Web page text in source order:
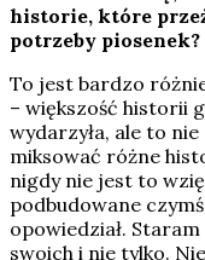
historie, które
potrzeby piosenek?
To jest bardzo
– większość historii
wydarzyła, ale to
miksować różne
nigdy nie jest to
podbudowane
opowiedział.
swoich i nie tylko.